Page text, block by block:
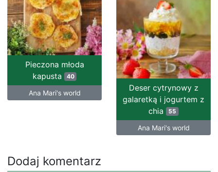
Pieczona młoda
kapusta
40
Ana Mari's world
Deser cytrynowy z
galaretką i jogurtem z
chia 55
Ana Mari's world
Dodaj komentarz